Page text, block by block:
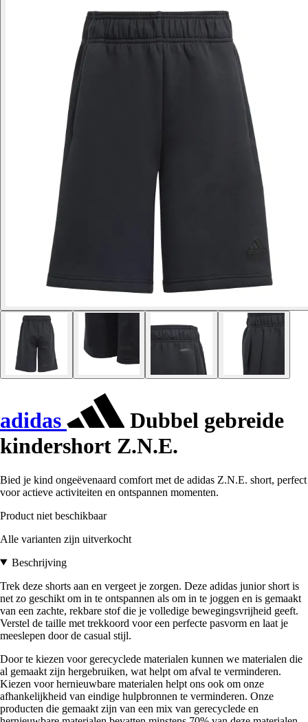
adidas
Dubbel gebreide
kindershort Z.N.E.
Bied je kind ongeëvenaard comfort met de adidas Z.N.E. short, perfect
voor actieve activiteiten en ontspannen momenten.
Product niet beschikbaar
Alle varianten zijn uitverkocht
Beschrijving
Trek deze shorts aan en vergeet je zorgen. Deze adidas junior short is
net zo geschikt om in te ontspannen als om in te joggen en is gemaakt
van een zachte, rekbare stof die je volledige bewegingsvrijheid geeft.
Verstel de taille met trekkoord voor een perfecte pasvorm en laat je
meeslepen door de casual stijl.
Door te kiezen voor gerecyclede materialen kunnen we materialen die
al gemaakt zijn hergebruiken, wat helpt om afval te verminderen.
Kiezen voor hernieuwbare materialen helpt ons ook om onze
afhankelijkheid van eindige hulpbronnen te verminderen. Onze
producten die gemaakt zijn van een mix van gerecyclede en